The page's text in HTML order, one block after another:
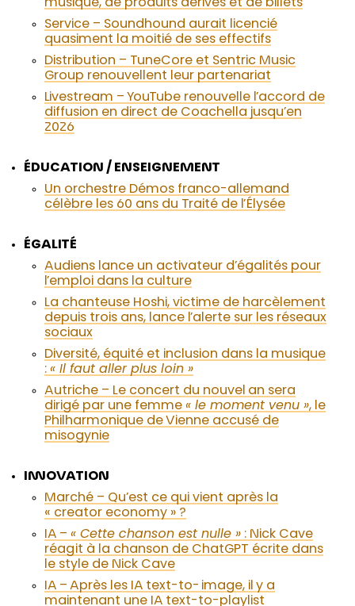
musique, de produits dérivés et de billets
Service – Soundhound aurait licencié
quasiment la moitié de ses effectifs
Distribution – TuneCore et Sentric Music
Group renouvellent leur partenariat
Livestream – YouTube renouvelle l’accord de
diffusion en direct de Coachella jusqu’en
2026
ÉDUCATION / ENSEIGNEMENT
Un orchestre Démos franco-allemand
célèbre les 60 ans du Traité de l’Élysée
ÉGALITÉ
Audiens lance un activateur d’égalités pour
l’emploi dans la culture
La chanteuse Hoshi, victime de harcèlement
depuis trois ans, lance l’alerte sur les réseaux
sociaux
Diversité, équité et inclusion dans la musique
: « Il faut aller plus loin »
Autriche – Le concert du nouvel an sera
dirigé par une femme « le moment venu », le
Philharmonique de Vienne accusé de
misogynie
INNOVATION
Marché – Qu’est ce qui vient après la
« creator economy » ?
IA – « Cette chanson est nulle » : Nick Cave
réagit à la chanson de ChatGPT écrite dans
le style de Nick Cave
IA – Après les IA text-to-image, il y a
maintenant une IA text-to-playlist